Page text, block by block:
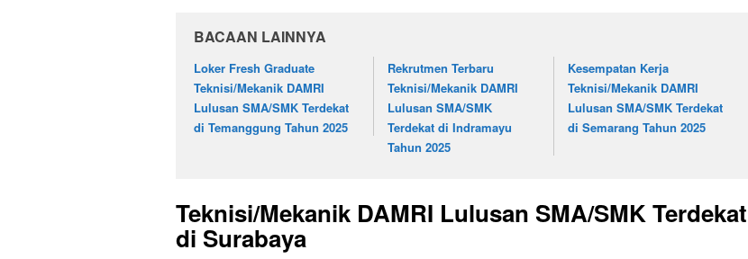
BACAAN LAINNYA
Loker Fresh Graduate
Teknisi/Mekanik DAMRI
Lulusan SMA/SMK Terdekat
di Temanggung Tahun 2025
Rekrutmen Terbaru
Teknisi/Mekanik DAMRI
Lulusan SMA/SMK
Terdekat di Indramayu
Tahun 2025
Kesempatan Kerja
Teknisi/Mekanik DAMRI
Lulusan SMA/SMK Terdekat
di Semarang Tahun 2025
Teknisi/Mekanik DAMRI Lulusan SMA/SMK Terdekat
di Surabaya